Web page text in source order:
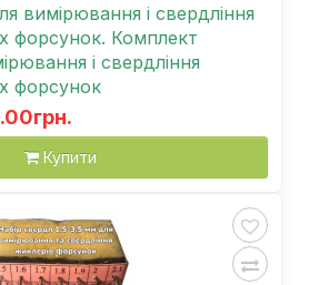
вимірювання і свердління
форсунок. Комплект
і свердління
форсунок
Купити